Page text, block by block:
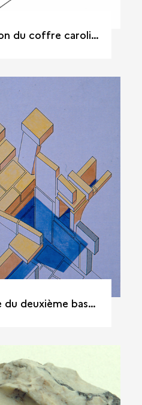
coffre carolingien
deuxième bassin